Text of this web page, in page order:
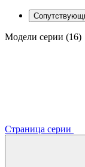
Модели серии (16)
Страница серии